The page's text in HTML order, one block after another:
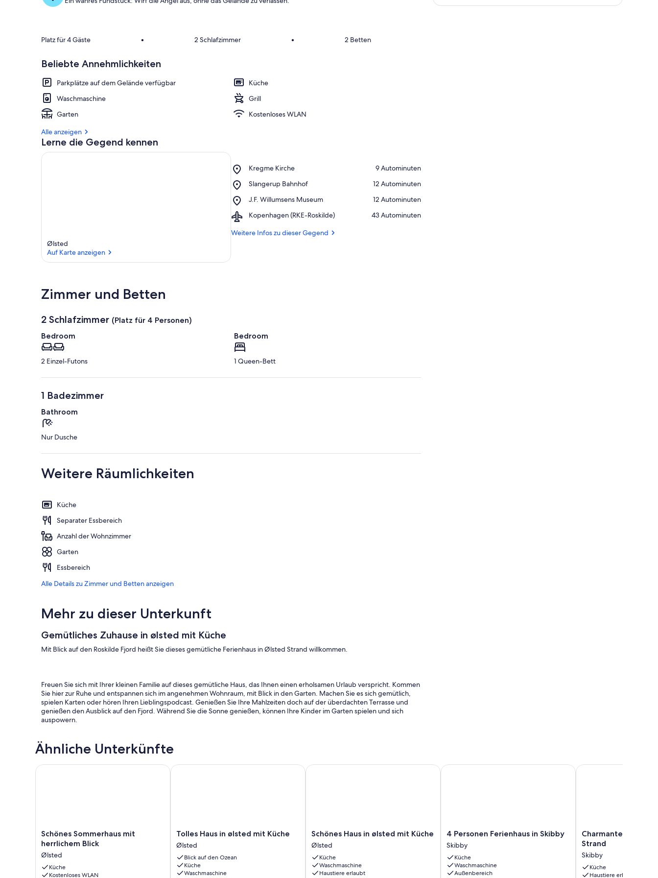
Platz für 4 Gäste • 2 Schlafzimmer • 2 Betten
Beliebte Annehmlichkeiten
Parkplätze auf dem Gelände verfügbar
Küche
Waschmaschine
Grill
Garten
Kostenloses WLAN
Alle anzeigen
Lerne die Gegend kennen
Ølsted
Auf Karte anzeigen
Kregme Kirche
Place,
Kirche
‪9 Autominuten‬
Slangerup Bahnhof
Place,
Bahnhof
‪12 Autominuten‬
J.F. Willumsens Museum
Place,
Willumsens
‪12 Autominuten‬
Kopenhagen (RKE-Roskilde)
Airport,
(RKE-
‪43 Autominuten‬
Weitere Infos zu dieser Gegend
Zimmer und Betten
2 Schlafzimmer (Platz für 4 Personen)
Bedroom
2 Einzel-Futons
Bedroom
1 Queen-Bett
1 Badezimmer
Bathroom
Nur Dusche
Weitere Räumlichkeiten
Küche
Separater Essbereich
Anzahl der Wohnzimmer
Garten
Essbereich
Alle Details zu Zimmer und Betten anzeigen
Mehr zu dieser Unterkunft
Gemütliches Zuhause in ølsted mit Küche
Mit Blick auf den Roskilde Fjord heißt Sie dieses gemütliche Ferienhaus in Ølsted Strand willkommen.
Freuen Sie sich mit Ihrer kleinen Familie auf dieses gemütliche Haus, das Ihnen einen erholsamen Urlaub verspricht. Kommen
Sie hier zur Ruhe und entspannen sich im angenehmen Wohnraum, mit Blick in den Garten. Machen Sie es sich gemütlich,
spielen Karten oder hören Ihren Lieblingspodcast. Genießen Sie Ihre Mahlzeiten doch auf der überdachten Terrasse und
genießen den Ausblick auf den Fjord. Während Sie die Sonne genießen, können Ihre Kinder im Garten spielen und sich
auspowern.
Nach einem ausgiebigen Frühstück können Sie Ihre Strandtasche packen und zum nahen Sandstrand gehen. Baden Sie im
Fjord oder werfen Sie Ihre Angel aus und ziehen frischen Fisch an Land. Neben dem Wasser können Sie auch in wenigen
Kilometern Entfernung Ihrem Hobby, dem Golfen nachgehen, oder einen Tagesausflug in die dänische Hauptstadt
- Parkplatz a.d. Grund/kostenlos
- Strom und Wasser exklusive
Ähnliche Unterkünfte
Schönes
Sommerhaus
herrlichem
Blick
Schönes Sommerhaus mit
herrlichem Blick
Ølsted
Küche
Kostenloses WLAN
Schönes Sommerhaus mit herrlichem Blick
Tolles
Haus
in
ølsted
mit
Tolles Haus in ølsted mit Küche
Ølsted
Blick auf den Ozean
Küche
Waschmaschine
Tolles Haus in ølsted mit Küche
Schönes
Haus
in
ølsted
mit
Schönes Haus in ølsted mit Küche
Ølsted
Küche
Waschmaschine
Haustiere erlaubt
Schönes Haus in ølsted mit Küche
4
Personen
Ferienhaus
in
Skibby
4 Personen Ferienhaus in Skibby
Skibby
Küche
Waschmaschine
Außenbereich
4 Personen Ferienhaus in Skibby
Charmantes
Ferienhaus
Strand
Skibby
Charmantes
Strand
Skibby
Küche
Haustiere erlaubt
Charmantes